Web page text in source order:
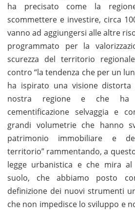
ha precisato come la
scommettere e investire, circa
vanno ad aggiungersi alle altre
programmato per la
scurezza del territorio
contro “la tendenza che per un
ha ispirato una visione distorta
nostra regione e che ha
cementificazione selvaggia e
grandi volumetrie che hanno
patrimonio immobiliare e
territorio” rammentando, a
legge urbanistica e che mira al
suolo, che abbiamo posto
definizione dei nuovi strumenti
che non impedisce lo sviluppo e